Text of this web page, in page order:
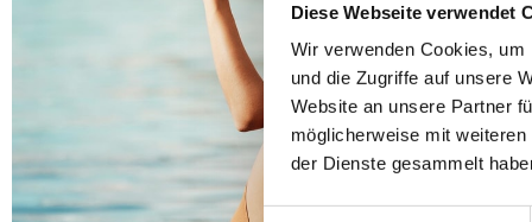
Diese Webseite verwendet
Wir verwenden Cookies,
und die Zugriffe auf unsere
Website an unsere Partner
möglicherweise mit
der Dienste gesammelt